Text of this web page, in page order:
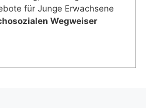
für Junge Erwachsene
Wegweiser